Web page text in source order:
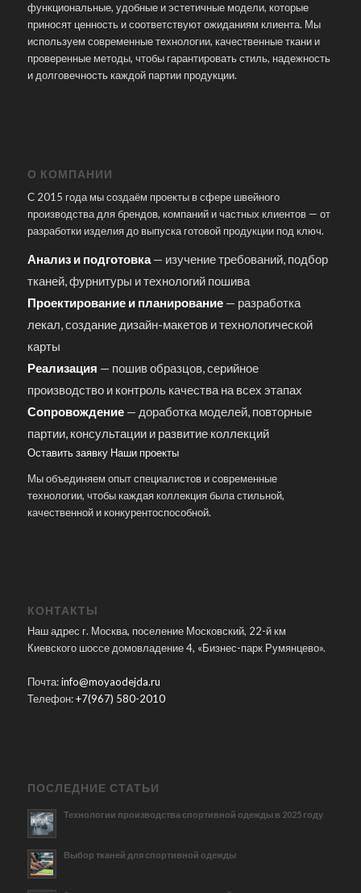
функциональные, удобные и эстетичные модели, которые
приносят ценность и соответствуют ожиданиям клиента. Мы
используем современные технологии, качественные ткани и
проверенные методы, чтобы гарантировать стиль, надежность
и долговечность каждой партии продукции.
О КОМПАНИИ
С 2015 года мы создаём проекты в сфере швейного
производства для брендов, компаний и частных клиентов — от
разработки изделия до выпуска готовой продукции под ключ.
Анализ и подготовка— изучение требований, подбор
тканей, фурнитуры и технологий пошива
Проектирование и планирование— разработка
лекал, создание дизайн-макетов и технологической
карты
Реализация — пошив образцов, серийное
производство и контроль качества на всех этапах
Сопровождение— доработка моделей, повторные
партии, консультации и развитие коллекций
Оставить заявку Наши проекты
Мы объединяем опыт специалистов и современные
технологии, чтобы каждая коллекция была стильной,
качественной и конкурентоспособной.
КОНТАКТЫ
Наш адрес г. Москва, поселение Московский, 22-й км
Киевского шоссе домовладение 4, «Бизнес-парк Румянцево».
Почта:info@moyaodejda.ru
Телефон:+7(967) 580-2010
ПОСЛЕДНИЕ СТАТЬИ
Технологии производства спортивной одежды в 2025 году
Выбор тканей для спортивной одежды